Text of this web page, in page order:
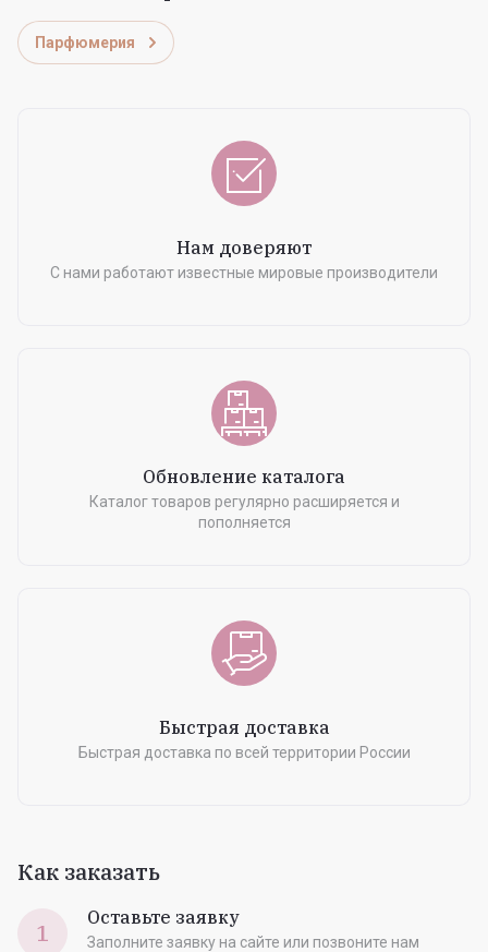
Парфюмерия
Нам доверяют
С нами работают известные мировые производители
Обновление каталога
Каталог товаров регулярно расширяется и
пополняется
Быстрая доставка
Быстрая доставка по всей территории России
Как заказать
1
Оставьте заявку
Заполните заявку на сайте или позвоните нам